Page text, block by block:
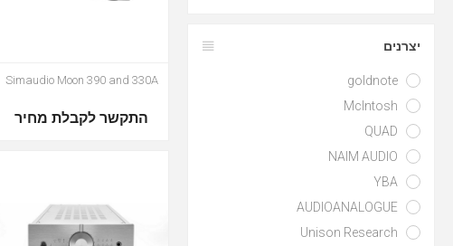
Simaudio Moon 390 and 330A
התקשר לקבלת מחיר
יצרנים
goldnote
McIntosh
QUAD
NAIM AUDIO
YBA
AUDIOANALOGUE
Unison Research